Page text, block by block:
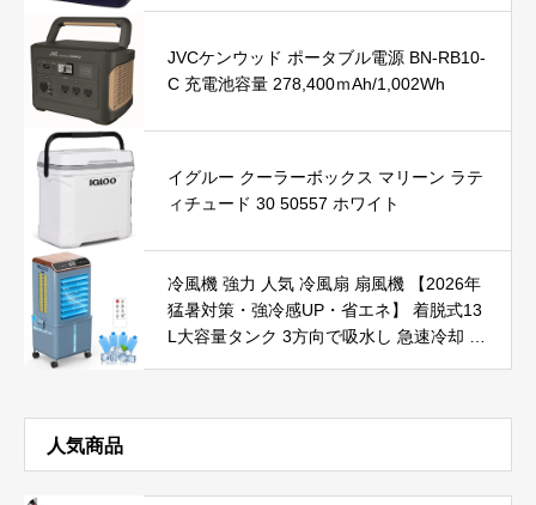
トドア お出かけ レジャー スポーツ 350缶
18本 ショルダーベルト付き
JVCケンウッド ポータブル電源 BN-RB10-
C 充電池容量 278,400ｍAh/1,002Wh
イグルー クーラーボックス マリーン ラテ
ィチュード 30 50557 ホワイト
冷風機 強力 人気 冷風扇 扇風機 【2026年
猛暑対策・強冷感UP・省エネ】 着脱式13
L大容量タンク 3方向で吸水し 急速冷却 工
チパネル 自動首振り 24時間入・切タイマ
温度表示 キャスター付 移動便利 冷風扇風
機 お手入れ簡単 スポットエアコン PSE認
人気商品